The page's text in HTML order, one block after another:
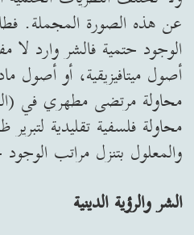
عن هذه الصورة المجملة.
الوجود حتمية فالشر وارد لا
أصول ميتافيزيقية، أو أصول
محاولة مرتضى مطهري في
محاولة فلسفية تقليدية
والمعلول بتنزل مراتب الوجود
الشر والرؤية الدينية